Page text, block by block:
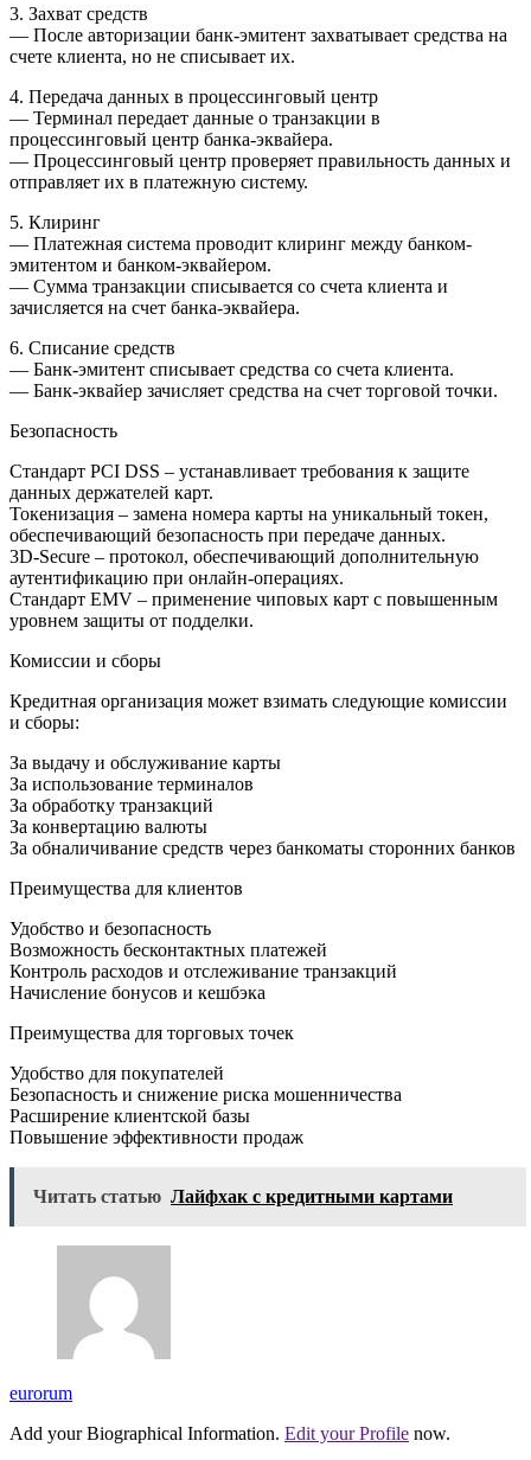
3. Захват средств
— После авторизации банк-эмитент захватывает средства на
счете клиента, но не списывает их.
4. Передача данных в процессинговый центр
— Терминал передает данные о транзакции в
процессинговый центр банка-эквайера.
— Процессинговый центр проверяет правильность данных и
отправляет их в платежную систему.
5. Клиринг
— Платежная система проводит клиринг между банком-
эмитентом и банком-эквайером.
— Сумма транзакции списывается со счета клиента и
зачисляется на счет банка-эквайера.
6. Списание средств
— Банк-эмитент списывает средства со счета клиента.
— Банк-эквайер зачисляет средства на счет торговой точки.
Безопасность
Стандарт PCI DSS – устанавливает требования к защите
данных держателей карт.
Токенизация – замена номера карты на уникальный токен,
обеспечивающий безопасность при передаче данных.
3D-Secure – протокол, обеспечивающий дополнительную
аутентификацию при онлайн-операциях.
Стандарт EMV – применение чиповых карт с повышенным
уровнем защиты от подделки.
Комиссии и сборы
Кредитная организация может взимать следующие комиссии
и сборы:
За выдачу и обслуживание карты
За использование терминалов
За обработку транзакций
За конвертацию валюты
За обналичивание средств через банкоматы сторонних банков
Преимущества для клиентов
Удобство и безопасность
Возможность бесконтактных платежей
Контроль расходов и отслеживание транзакций
Начисление бонусов и кешбэка
Преимущества для торговых точек
Удобство для покупателей
Безопасность и снижение риска мошенничества
Расширение клиентской базы
Повышение эффективности продаж
Читать статью Лайфхак с кредитными картами
eurorum
Add your Biographical Information. Edit your Profile now.